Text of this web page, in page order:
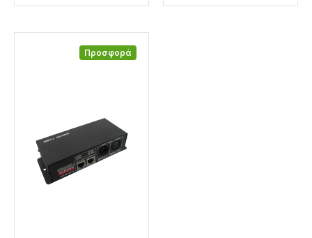
Προσφορά